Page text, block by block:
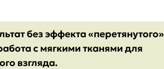
без эффекта «перетянутого»
с мягкими тканями для
взгляда.